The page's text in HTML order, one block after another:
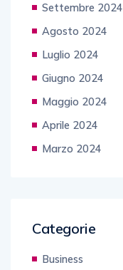
Settembre 2024
Agosto 2024
Luglio 2024
Giugno 2024
Maggio 2024
Aprile 2024
Marzo 2024
Categorie
Business